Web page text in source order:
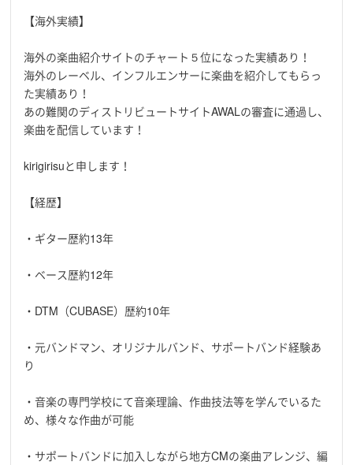
【海外実績】
海外の楽曲紹介サイトのチャート５位になった実績あり！
海外のレーベル、インフルエンサーに楽曲を紹介してもらっ
た実績あり！
あの難関のディストリビュートサイトAWALの審査に通過し、
楽曲を配信しています！
kirigirisuと申します！
【経歴】
・ギター歴約13年
・ベース歴約12年
・DTM（CUBASE）歴約10年
・元バンドマン、オリジナルバンド、サポートバンド経験あ
り
・音楽の専門学校にて音楽理論、作曲技法等を学んでいるた
め、様々な作曲が可能
・サポートバンドに加入しながら地方CMの楽曲アレンジ、編